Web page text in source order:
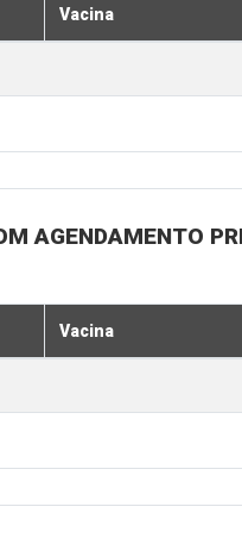
Vacina
AGENDAMENTO
Vacina